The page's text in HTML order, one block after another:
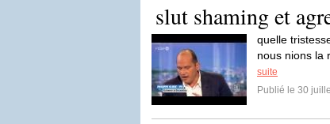
slut shaming et
quelle
nous nions la
suite
Publié le 30